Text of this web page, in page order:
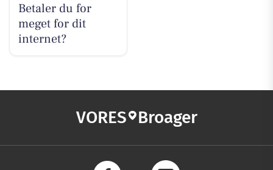
Betaler du for
meget for dit
internet?
VORES Broager